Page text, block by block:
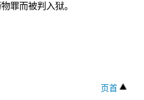
罪而被判入狱。
页首